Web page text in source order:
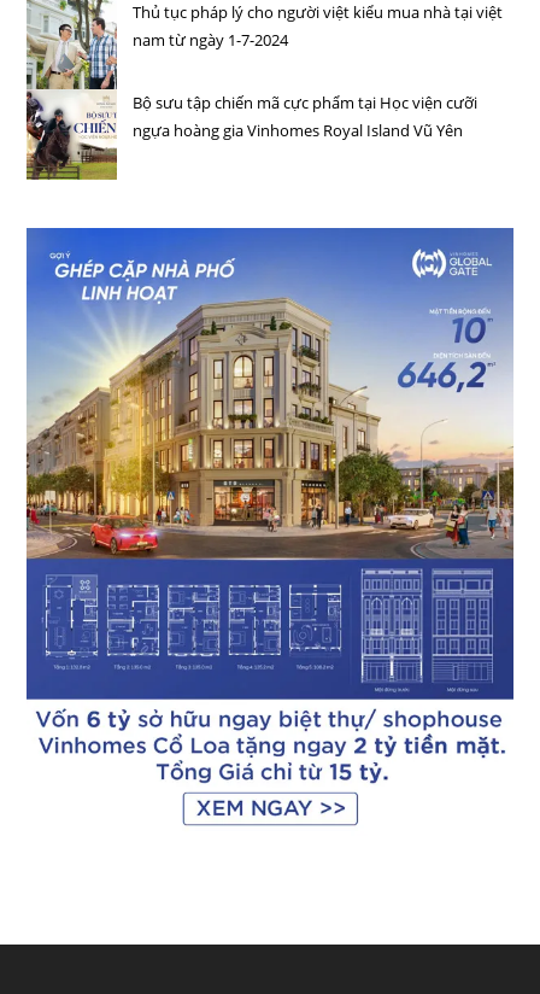
Thủ tục pháp lý cho người việt kiểu mua nhà tại việt
nam từ ngày 1-7-2024
Bộ sưu tập chiến mã cực phẩm tại Học viện cưỡi
ngựa hoàng gia Vinhomes Royal Island Vũ Yên